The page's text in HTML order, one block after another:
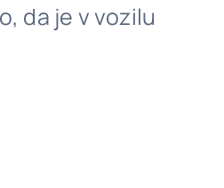
da je v vozilu